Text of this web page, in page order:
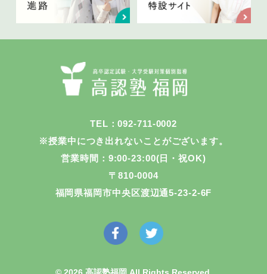
TEL：092-711-0002
※授業中につき出れないことがございます。
営業時間：9:00-23:00(日・祝OK)
〒810-0004
福岡県福岡市中央区渡辺通5-23-2-6F